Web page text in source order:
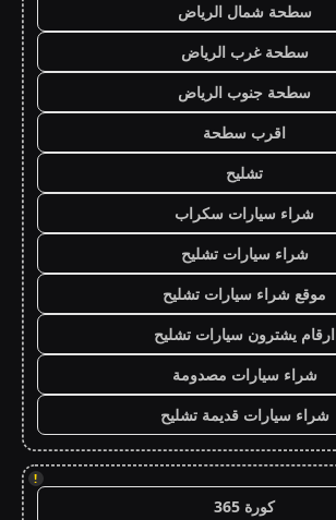
سطحة شمال الرياض
سطحة غرب الرياض
سطحة جنوب الرياض
اقرب سطحة
تشليح
شراء سيارات سكراب
شراء سيارات تشليح
موقع شراء سيارات تشليح
ارقام يشترون سيارات تشليح
شراء سيارات مصدومة
شراء سيارات قديمة تشليح
!
كورة 365